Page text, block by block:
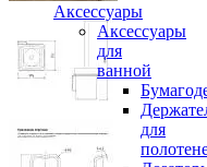
Аксессуары
Аксессуары
для
ванной
для